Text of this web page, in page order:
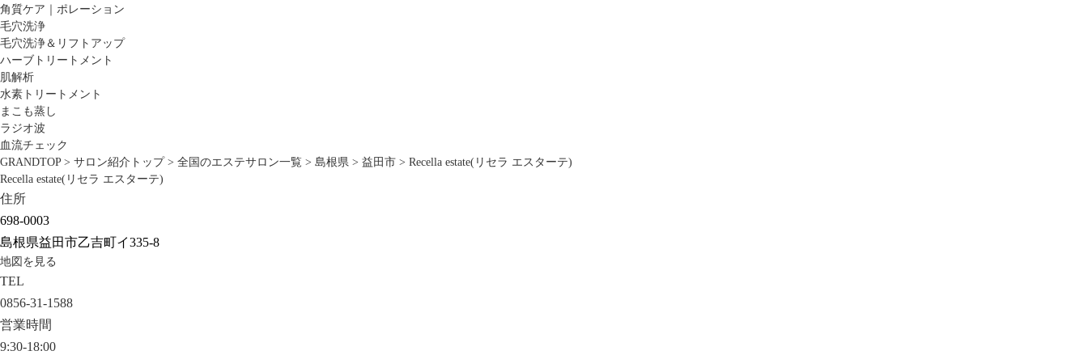
角質ケア｜ポレーション
毛穴洗浄
毛穴洗浄＆リフトアップ
ハーブトリートメント
肌解析
水素トリートメント
まこも蒸し
ラジオ波
血流チェック
GRANDTOP > サロン紹介トップ > 全国のエステサロン一覧 > 島根県 > 益田市 > Recella estate(リセラ エスターテ)
Recella estate(リセラ エスターテ)
住所
698-0003
島根県益田市乙吉町イ335-8
地図を見る
TEL
0856-31-1588
営業時間
9:30-18:00